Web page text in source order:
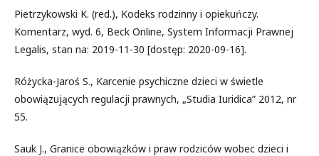
Pietrzykowski K. (red.), Kodeks rodzinny i opiekuńczy.
Komentarz, wyd. 6, Beck Online, System Informacji Prawnej
Legalis, stan na: 2019-11-30 [dostęp: 2020-09-16].
Różycka-Jaroś S., Karcenie psychiczne dzieci w świetle
obowiązujących regulacji prawnych, „Studia Iuridica” 2012, nr
55.
Sauk J., Granice obowiązków i praw rodziców wobec dzieci i